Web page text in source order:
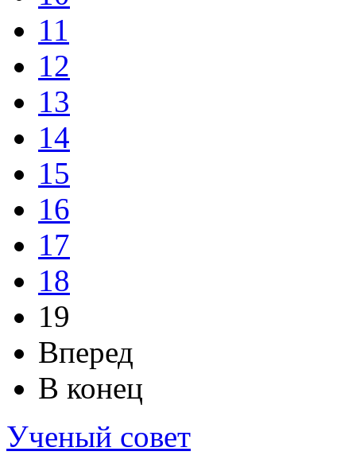
11
12
13
14
15
16
17
18
19
Вперед
В конец
Ученый совет